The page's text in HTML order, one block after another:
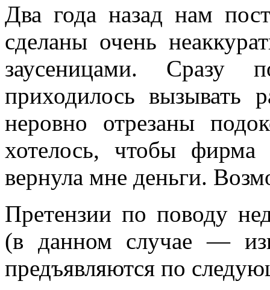
Два года назад нам
сделаны очень
заусеницами. Сразу
приходилось
неровно отрезаны
хотелось, чтобы
вернула мне деньги.
Претензии по поводу
(в данном случае —
предъявляются по